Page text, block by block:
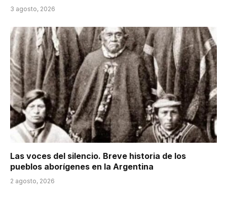
3 agosto, 2026
Las voces del silencio. Breve historia de los
pueblos aborígenes en la Argentina
2 agosto, 2026